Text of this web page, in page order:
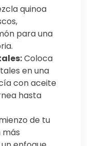
quinoa
para una
Coloca
en una
con aceite
hasta
de tu
más